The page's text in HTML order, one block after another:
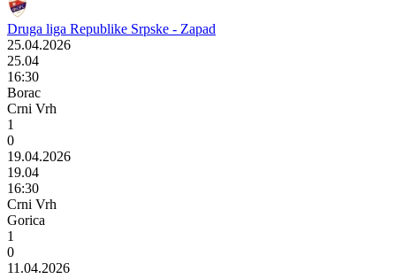
Druga liga Republike Srpske - Zapad
25.04.2026
25.04
16:30
Borac
Crni Vrh
1
0
19.04.2026
19.04
16:30
Crni Vrh
Gorica
1
0
11.04.2026